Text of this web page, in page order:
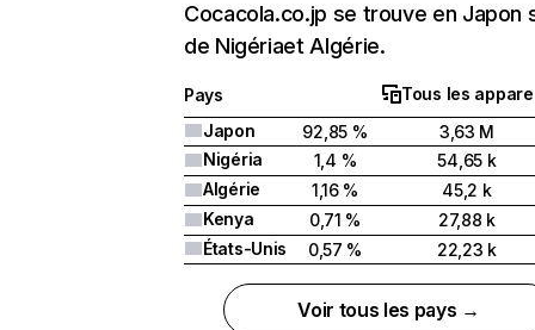
Cocacola.co.jp se trouve en Japon
de Nigériaet Algérie.
Pays
Tous les
Japon
92,85 %
3,63 M
Nigéria
1,4 %
54,65 k
Algérie
1,16 %
45,2 k
Kenya
0,71 %
27,88 k
États-Unis
0,57 % 22,23 k
Voir tous les pays →